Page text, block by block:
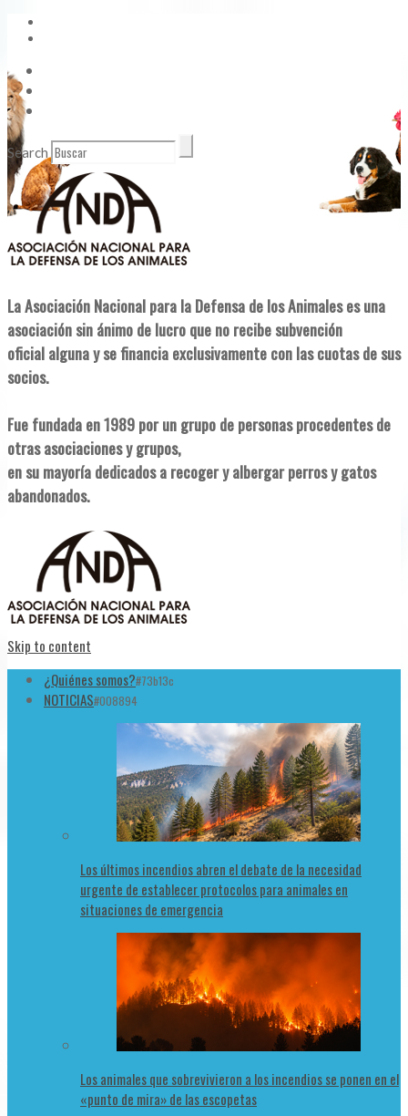
Search
La Asociación Nacional para la Defensa de los Animales es una
asociación sin ánimo de lucro que no recibe subvención
oficial alguna y se financia exclusivamente con las cuotas de sus
socios.
Fue fundada en 1989 por un grupo de personas procedentes de
otras asociaciones y grupos,
en su mayoría dedicados a recoger y albergar perros y gatos
abandonados.
Skip to content
¿Quiénes somos?#73b13c
NOTICIAS#008894
Los últimos incendios abren el debate de la necesidad
urgente de establecer protocolos para animales en
situaciones de emergencia
Los animales que sobrevivieron a los incendios se ponen en el
«punto de mira» de las escopetas